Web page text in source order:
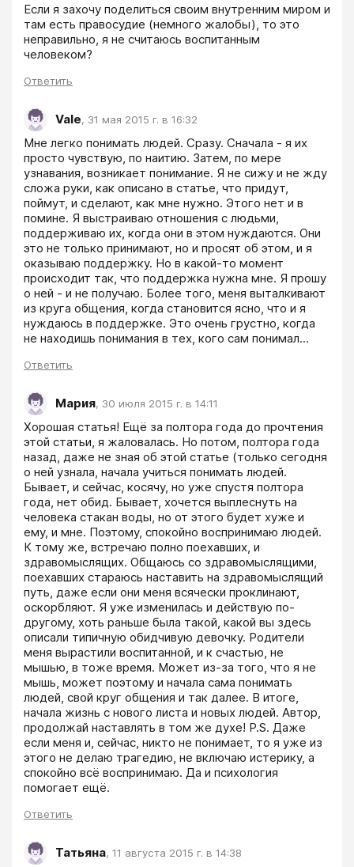
Если я захочу поделиться своим внутренним миром и
там есть правосудие (немного жалобы), то это
неправильно, я не считаюсь воспитанным
человеком?
Ответить
Vale, 31 мая 2015 г. в 16:32
Мне легко понимать людей. Сразу. Сначала - я их
просто чувствую, по наитию. Затем, по мере
узнавания, возникает понимание. Я не сижу и не жду
сложа руки, как описано в статье, что придут,
поймут, и сделают, как мне нужно. Этого нет и в
помине. Я выстраиваю отношения с людьми,
поддерживаю их, когда они в этом нуждаются. Они
это не только принимают, но и просят об этом, и я
оказываю поддержку. Но в какой-то момент
происходит так, что поддержка нужна мне. Я прошу
о ней - и не получаю. Более того, меня выталкивают
из круга общения, когда становится ясно, что и я
нуждаюсь в поддержке. Это очень грустно, когда
не находишь понимания в тех, кого сам понимал...
Ответить
Мария, 30 июля 2015 г. в 14:11
Хорошая статья! Ещё за полтора года до прочтения
этой статьи, я жаловалась. Но потом, полтора года
назад, даже не зная об этой статье (только сегодня
о ней узнала, начала учиться понимать людей.
Бывает, и сейчас, косячу, но уже спустя полтора
года, нет обид. Бывает, хочется выплеснуть на
человека стакан воды, но от этого будет хуже и
ему, и мне. Поэтому, спокойно воспринимаю людей.
К тому же, встречаю полно поехавших, и
здравомыслящих. Общаюсь со здравомыслящими,
поехавших стараюсь наставить на здравомыслящий
путь, даже если они меня всячески проклинают,
оскорбляют. Я уже изменилась и действую по-
другому, хоть раньше была такой, какой вы здесь
описали типичную обидчивую девочку. Родители
меня вырастили воспитанной, и к счастью, не
мышью, в тоже время. Может из-за того, что я не
мышь, может поэтому и начала сама понимать
людей, свой круг общения и так далее. В итоге,
начала жизнь с нового листа и новых людей. Автор,
продолжай наставлять в том же духе! P.S. Даже
если меня и, сейчас, никто не понимает, то я уже из
этого не делаю трагедию, не включаю истерику, а
спокойно всё воспринимаю. Да и психология
помогает ещё.
Ответить
Татьяна, 11 августа 2015 г. в 14:38